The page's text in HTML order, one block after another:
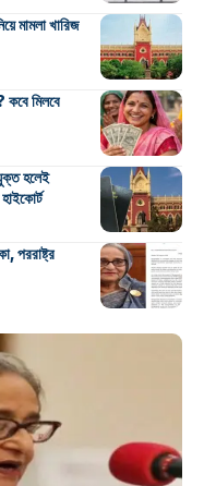
মামলা খারিজ
কবে মিলবে
হলেই
পররাষ্ট্র